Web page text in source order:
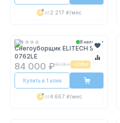
от2 217 ₽/мес
В наличии
Снегоуборщик ELITECH ST
0762LE
84 000 ₽88 200 ₽ -4 200 ₽
Купить в 1 клик
от4 667 ₽/мес